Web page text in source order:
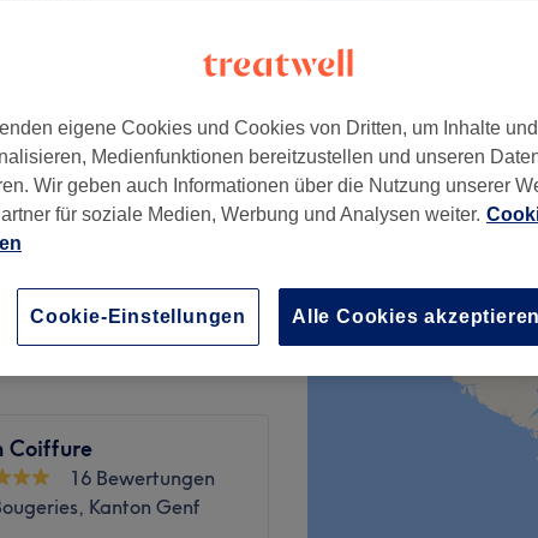
&
ab CHF 153.60
Spare bis zu 20%
(ohne
Spare bis zu 20%
Coiffure
16 Bewertungen
Kanton Genf
eigene Cookies und Cookies von Dritten, um Inhalte
Medienfunktionen bereitzustellen und unseren
Wir geben auch Informationen über die Nutzung unserer
für soziale Medien, Werbung und Analysen weiter.
Alle Cookies akzeptieren
Cookie-Einstellungen